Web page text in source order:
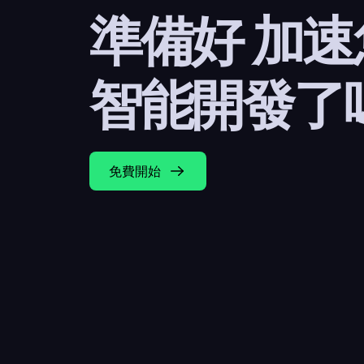
準備好 加
智能開發了
免費開始